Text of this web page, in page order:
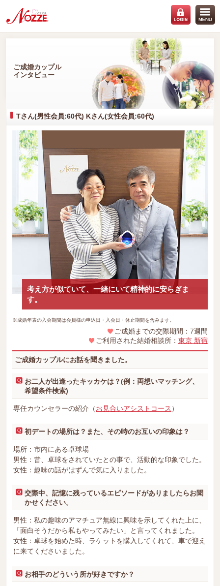
ご成婚カップル
インタビュー
Tさん(男性会員:60代) Kさん(女性会員:60代)
考え方が似ていて、一緒にいて精神的に安らぎま
す。
※成婚年表の入会期間は会員様の申込日・入会日・休止期間を含みます。
ご成婚までの交際期間：7週間
ご利用された結婚相談所： 東京 新宿
ご成婚カップルにお話を聞きました。
お二人が出逢ったキッカケは？(例：両想いマッチング、
希望条件検索)
専任カウンセラーの紹介（お見合いアシストコース ）
初デートの場所は？また、その時のお互いの印象は？
場所：市内にある卓球場
男性：昔、卓球をされていたとの事で、活動的な印象でした。
女性：趣味の話がはずんで気に入りました。
交際中、記憶に残っているエピソードがありましたらお聞
かせください。
男性：私の趣味のアマチュア無線に興味を示してくれた上に、
「面白そうだから私もやってみたい」と言ってくれました。
女性：卓球を始めた時、ラケットを購入してくれて、車で迎え
に来てくださいました。
お相手のどういう所が好きですか？